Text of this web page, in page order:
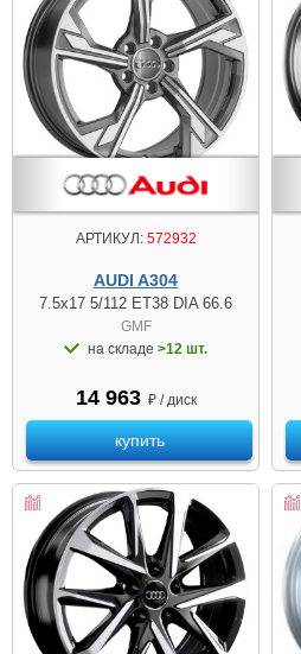
АРТИКУЛ:572932
AUDI A304
7.5x17 5/112 ET38 DIA 66.6
GMF
на складе >12 шт.
14 963 ₽ / диск
купить